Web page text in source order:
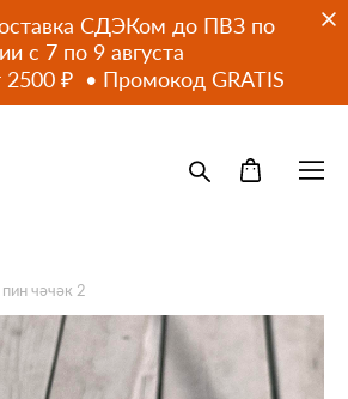
СДЭКом до ПВЗ по
с 7 по 9 августа
2500 ₽ • Промокод GRATIS
пин чәчәк 2